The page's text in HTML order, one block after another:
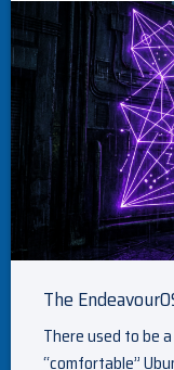
The
There used to be
“comfortable”